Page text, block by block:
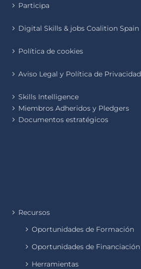
Participa
Digital Skills & jobs Coalition Spain
Política de cookies
Aviso Legal y Política de Privacidad
Skills Intelligence
Miembros Adheridos y Pledgers
Documentos estratégicos
Recursos
Oportunidades de Formación
Oportunidades de Financiación
Herramientas